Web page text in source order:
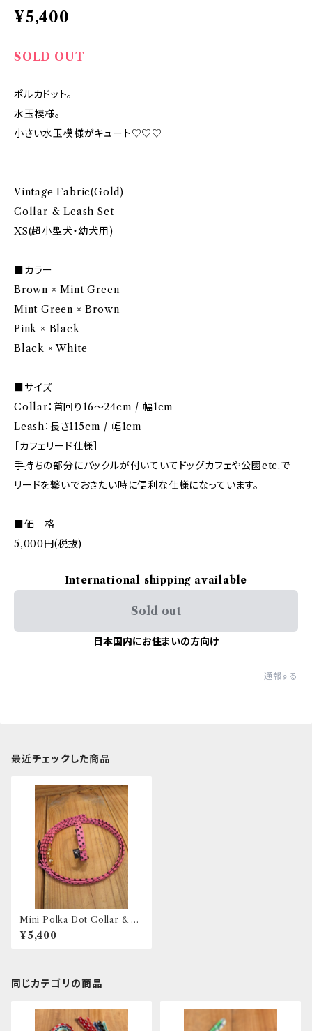
¥5,400
SOLD OUT
ポルカドット。
水玉模様。
小さい水玉模様がキュート♡♡♡
Vintage Fabric(Gold)
Collar & Leash Set
XS(超小型犬・幼犬用)
■カラー
Brown × Mint Green
Mint Green × Brown
Pink × Black
Black × White
■サイズ
Collar：首回り16～24cm / 幅1cm
Leash：長さ115cm / 幅1cm
［カフェリード仕様］
手持ちの部分にバックルが付いていてドッグカフェや公園etc.で
リードを繋いでおきたい時に便利な仕様になっています。
■価 格
5,000円(税抜)
International shipping available
Sold out
日本国内にお住まいの方向け
通報する
最近チェックした商品
Mini Polka Dot Collar & Le
ash - XS(超小型犬・幼犬用)
¥5,400
同じカテゴリの商品